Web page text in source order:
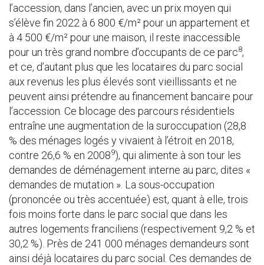
l’accession, dans l’ancien, avec un prix moyen qui
s’élève fin 2022 à 6 800 €/m² pour un appartement et
à 4 500 €/m² pour une maison, il reste inaccessible
pour un très grand nombre d’occupants de ce parc8,
et ce, d’autant plus que les locataires du parc social
aux revenus les plus élevés sont vieillissants et ne
peuvent ainsi prétendre au financement bancaire pour
l’accession. Ce blocage des parcours résidentiels
entraîne une augmentation de la suroccupation (28,8
% des ménages logés y vivaient à l’étroit en 2018,
contre 26,6 % en 20089), qui alimente à son tour les
demandes de déménagement interne au parc, dites «
demandes de mutation ». La sous-occupation
(prononcée ou très accentuée) est, quant à elle, trois
fois moins forte dans le parc social que dans les
autres logements franciliens (respectivement 9,2 % et
30,2 %). Près de 241 000 ménages demandeurs sont
ainsi déjà locataires du parc social. Ces demandes de